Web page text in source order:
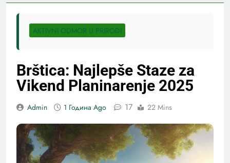
AKTIVNI ODMOR U PRIRODI
Brštica: Najlepše Staze za
Vikend Planinarenje 2025
Admin 1 Година Ago 17 22 Mins